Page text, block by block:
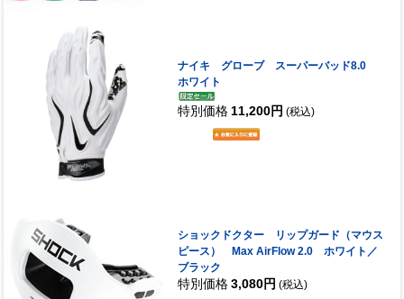
ナイキ グローブ スーパーバッド8.0
ホワイト
特別価格 11,200円 (税込)
ショックドクター リップガード（マウス
ピース） Max AirFlow 2.0 ホワイト／
ブラック
特別価格 3,080円 (税込)